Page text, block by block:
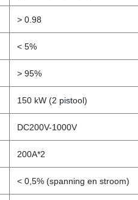
> 0.98
< 5%
> 95%
150 kW (2 pistool)
DC200V-1000V
200A*2
< 0,5% (spanning en stroom)